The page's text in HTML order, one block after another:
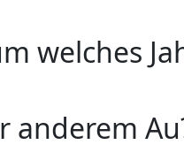
welches
anderem